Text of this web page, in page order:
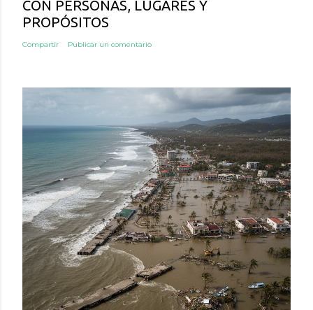
CON PERSONAS, LUGARES Y
PROPÓSITOS
Compartir Publicar un comentario